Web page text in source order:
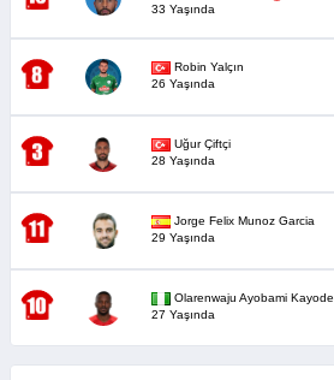
33 Yaşında
Robin Yalçın
26 Yaşında
Uğur Çiftçi
28 Yaşında
Jorge Felix Munoz Garcia
29 Yaşında
Olarenwaju Ayobami Kayode
27 Yaşında